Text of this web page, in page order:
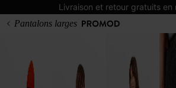
Livraison et retour gratuits en
Pantalons larges